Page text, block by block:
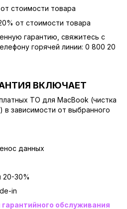
стоимости товара
от стоимости товара
гарантию, свяжитесь с
горячей линии: 0 800 20
ВКЛЮЧАЕТ
ТО для MacBook (чистка
в зависимости от выбранного
данных
20-30%
in
гарантийного обслуживания